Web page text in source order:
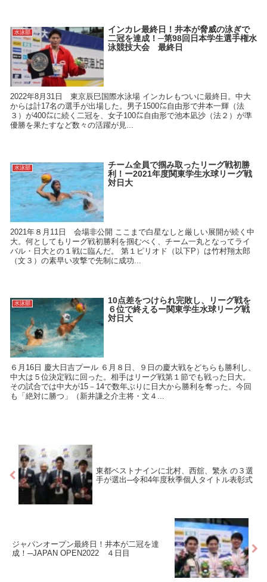
水泳部
インカレ最終日！井本が脅威の泳ぎで
二冠を達成！─第98回日本学生選手権水
泳競技大会 最終日
2022年8月31日 東京辰巳国際水泳場 インカレもついに最終日。中大
からは計17名の選手が出場した。男子1500㍍自由形で井本一輝（法
３）が400㍍に続く二冠を、女子100㍍自由形で池本凪沙（法２）が準
優勝を果たすなど数々の活躍が見...
水泳部
チーム全員で掴み取ったリーグ戦初勝
利！ー2021年度関東学生水球リーグ戦
対日大
2021年８月11日 会場非公開 ここまで白星なしと厳しい展開が続く中
大。何としてもリーグ戦初勝利を掴むべく、チーム一丸となってライ
バル・日大との１戦に臨んだ。 第１ピリオド（以下P）は竹村翔太郎
（文３）の素早い攻撃で先制に成功...
水泳部
10点差をつけられ完敗し、リーグ戦を
６位で終えるー関東学生水球リーグ戦
対日大
６月16日 慶大日吉プール ６月８日、９日の慶大戦をどちらも勝利し、
中大は５位決定戦に回った。相手はリーグ戦第１節でも戦った日大。
その試合では中大が15－14で数年ぶりに日大から勝利を奪った。今回
も「絶対に勝つ」（新井謙之介主将・文４...
東都ベストナインに北村、西舘、繁永 の３選
手が選出─令和4年度秋季個人タイトル表彰式
ジャパンオープン最終日！井本が二冠を達
成！─JAPAN OPEN2022 ４日目